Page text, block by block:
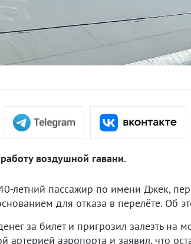
воздушной гавани.
летний пассажир по имени Джек,
для отказа в перелёте. Об
за билет и пригрозил залезть на
аэропорта и заявил, что